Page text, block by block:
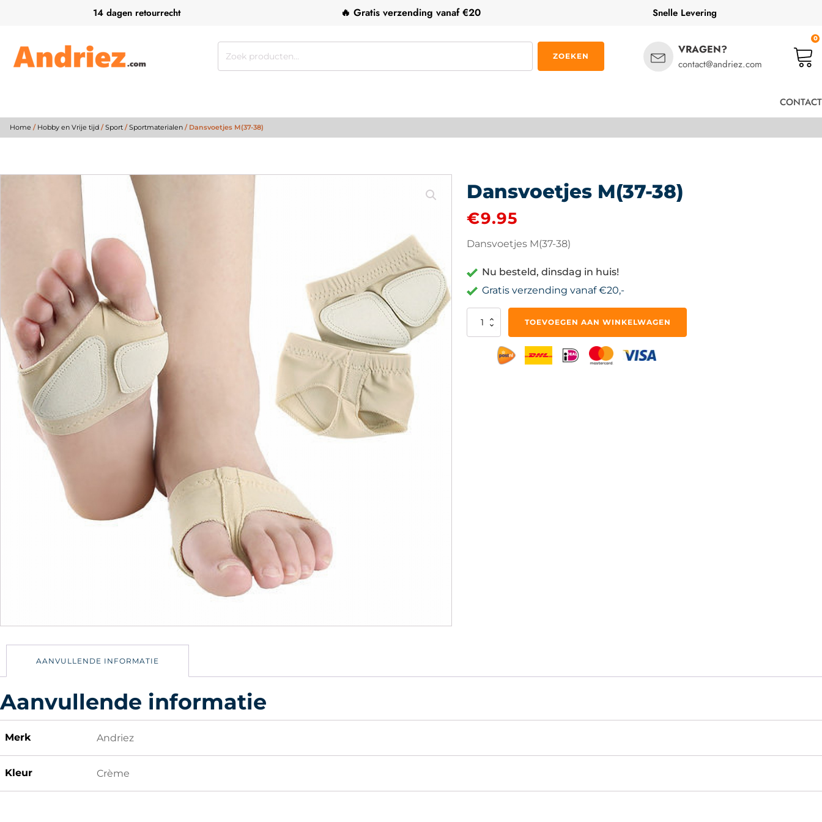
14 dagen retourrecht 🔥 Gratis verzending vanaf €20 Snelle Levering
Zoeken
ZOEKEN VRAGEN?
contact@andriez.com
0
CONTACT
Home / Hobby en Vrije tijd /Sport /Sportmaterialen / Dansvoetjes M(37-38)
Dansvoetjes M(37-38)
€9.95
Dansvoetjes M(37-38)
Nu besteld, dinsdag in huis!
Gratis verzending vanaf €20,-
Dansvoetjes
TOEVOEGEN AAN WINKELWAGEN
AANVULLENDE INFORMATIE
Aanvullende informatie
Merk Andriez
Kleur Crème